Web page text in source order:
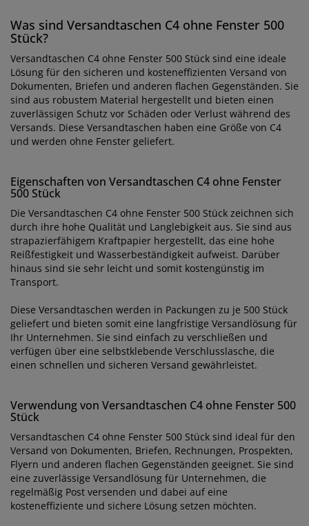
Was sind Versandtaschen C4 ohne Fenster 500
Stück?
Versandtaschen C4 ohne Fenster 500 Stück sind eine ideale
Lösung für den sicheren und kosteneffizienten Versand von
Dokumenten, Briefen und anderen flachen Gegenständen. Sie
sind aus robustem Material hergestellt und bieten einen
zuverlässigen Schutz vor Schäden oder Verlust während des
Versands. Diese Versandtaschen haben eine Größe von C4
und werden ohne Fenster geliefert.
Eigenschaften von Versandtaschen C4 ohne Fenster
500 Stück
Die Versandtaschen C4 ohne Fenster 500 Stück zeichnen sich
durch ihre hohe Qualität und Langlebigkeit aus. Sie sind aus
strapazierfähigem Kraftpapier hergestellt, das eine hohe
Reißfestigkeit und Wasserbeständigkeit aufweist. Darüber
hinaus sind sie sehr leicht und somit kostengünstig im
Transport.
Diese Versandtaschen werden in Packungen zu je 500 Stück
geliefert und bieten somit eine langfristige Versandlösung für
Ihr Unternehmen. Sie sind einfach zu verschließen und
verfügen über eine selbstklebende Verschlusslasche, die
einen schnellen und sicheren Versand gewährleistet.
Verwendung von Versandtaschen C4 ohne Fenster 500
Stück
Versandtaschen C4 ohne Fenster 500 Stück sind ideal für den
Versand von Dokumenten, Briefen, Rechnungen, Prospekten,
Flyern und anderen flachen Gegenständen geeignet. Sie sind
eine zuverlässige Versandlösung für Unternehmen, die
regelmäßig Post versenden und dabei auf eine
kosteneffiziente und sichere Lösung setzen möchten.